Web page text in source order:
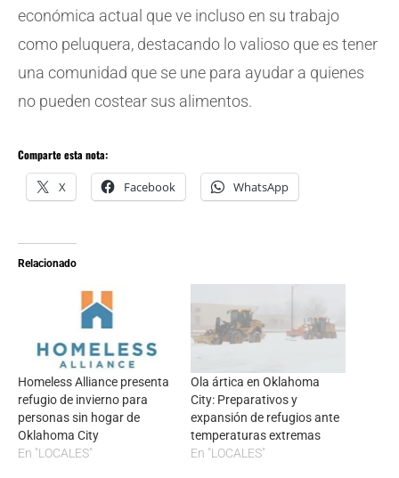
económica actual que ve incluso en su trabajo
como peluquera, destacando lo valioso que es tener
una comunidad que se une para ayudar a quienes
no pueden costear sus alimentos.
Comparte esta nota:
X Facebook WhatsApp
Relacionado
Homeless Alliance presenta
refugio de invierno para
personas sin hogar de
Oklahoma City
En "LOCALES"
Ola ártica en Oklahoma
City: Preparativos y
expansión de refugios ante
temperaturas extremas
En "LOCALES"